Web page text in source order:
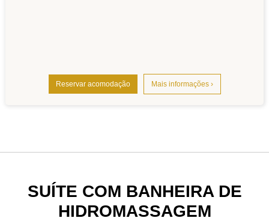
Reservar acomodação Mais informações ›
SUÍTE COM BANHEIRA DE
HIDROMASSAGEM